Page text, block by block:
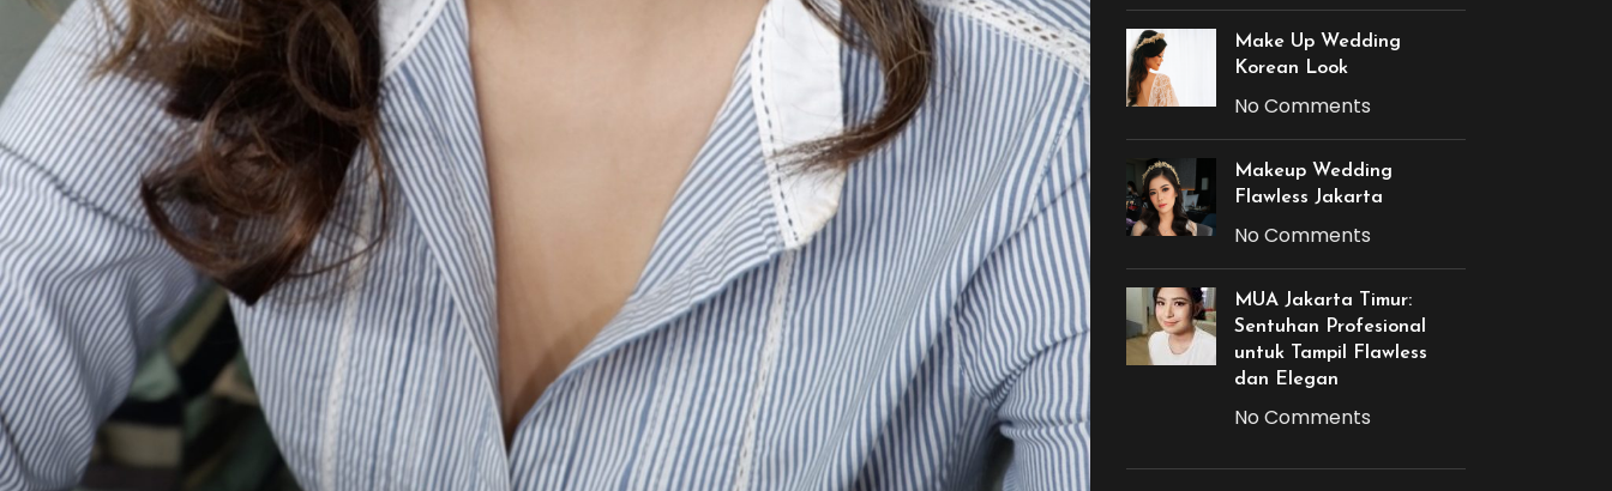
Make Up Wedding
Korean Look
No Comments
Makeup Wedding
Flawless Jakarta
No Comments
MUA Jakarta Timur:
Sentuhan Profesional
untuk Tampil Flawless
dan Elegan
No Comments